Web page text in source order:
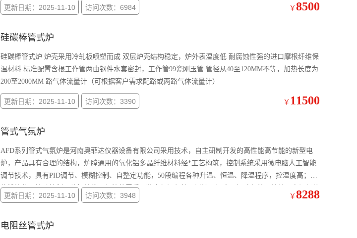
更新日期：2025-11-10 访问次数：6984 ￥ 8500
硅碳棒管式炉
硅碳棒管式炉 炉壳采用冷轧板喷塑而成 双层炉壳结构稳定，炉外表温度低 耐腐蚀性强的进口摩根纤维保
温材料 标准配置含根工作管两由钢件水套密封，工作管99瓷刚玉管 管径从40至120MM不等，加热长度为
200至2000MM 路气体流量计（可根据客户需求配路或两路气体流量计）
更新日期：2025-11-10 访问次数：3390 ￥ 11500
管式气氛炉
AFD系列管式气氛炉是河南奥菲达仪器设备有限公司采用技术，自主研制开发的高性能高节能的新型电
炉，产品具有合理的结构，炉膛通用的氧化铝多晶纤维材料经*工艺构筑，控制系统采用微电脑人工智能
调节技术，具有PID调节、模糊控制、自整定功能，50段编程各种升温、恒温、降温程序，控温度高；晶
体模块化可控硅控制、移相触发，保护装置采用独立超温保护、过流、漏电、短路保护。该炉具有温场均
衡
更新日期：2025-11-10 访问次数：3948 ￥ 8288
电阻丝管式炉